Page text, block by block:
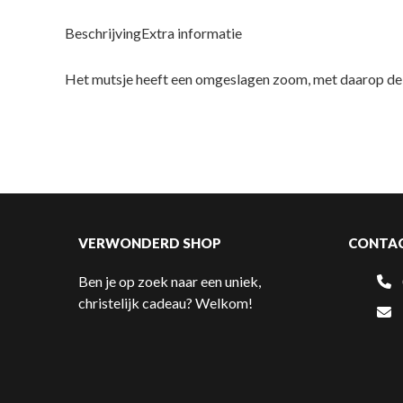
BeschrijvingExtra informatie
Het mutsje heeft een omgeslagen zoom, met daarop
VERWONDERD SHOP
Ben je op zoek naar een uniek,
christelijk cadeau? Welkom!